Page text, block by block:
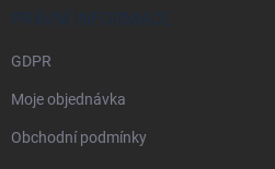
PRÁVNÍ INFORMACE
GDPR
Moje objednávka
Obchodní podmínky